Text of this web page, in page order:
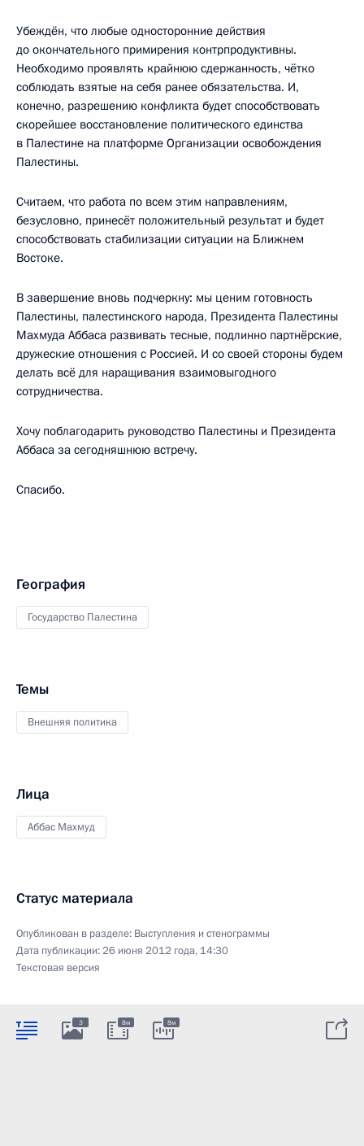
Убеждён, что любые односторонние действия
до окончательного примирения контрпродуктивны.
Необходимо проявлять крайнюю сдержанность, чётко
соблюдать взятые на себя ранее обязательства. И,
конечно, разрешению конфликта будет способствовать
скорейшее восстановление политического единства
в Палестине на платформе Организации освобождения
Палестины.
Считаем, что работа по всем этим направлениям,
безусловно, принесёт положительный результат и будет
способствовать стабилизации ситуации на Ближнем
Востоке.
В завершение вновь подчеркну: мы ценим готовность
Палестины, палестинского народа, Президента Палестины
Махмуда Аббаса развивать тесные, подлинно партнёрские,
дружеские отношения с Россией. И со своей стороны будем
делать всё для наращивания взаимовыгодного
сотрудничества.
Хочу поблагодарить руководство Палестины и Президента
Аббаса за сегодняшнюю встречу.
Спасибо.
География
Государство Палестина
Темы
Внешняя политика
Лица
Аббас Махмуд
Статус материала
Опубликован в разделе: Выступления и стенограммы
Дата публикации:26 июня 2012 года, 14:30
Текстовая версия
3 8м 8м